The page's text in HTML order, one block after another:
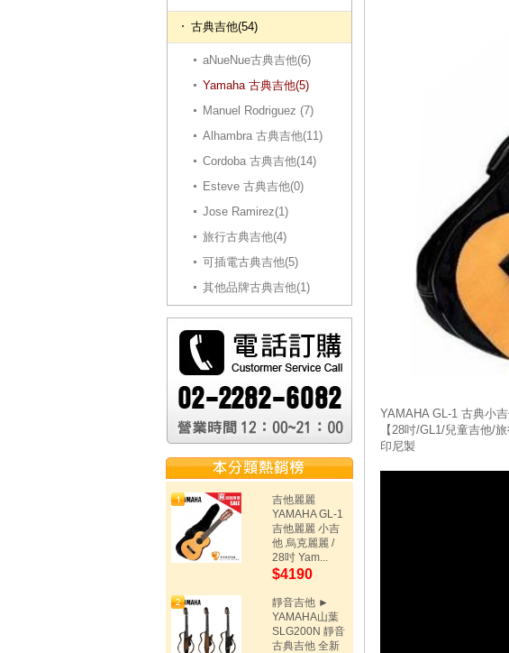
古典吉他(54)
aNueNue古典吉他(6)
Yamaha 古典吉他(5)
Manuel Rodriguez (7)
Alhambra 古典吉他(11)
Cordoba 古典吉他(14)
Esteve 古典吉他(0)
Jose Ramirez(1)
旅行古典吉他(4)
可插電古典吉他(5)
其他品牌古典吉他(1)
吉他麗麗
YAMAHA GL-1
吉他麗麗 小吉
他 烏克麗麗 /
28吋 Yam...
$4190
靜音吉他 ►
YAMAHA山葉
SLG200N 靜音
古典吉他 全新
YAMAHA GL-1 古典小
【28吋/GL1/兒童吉他/
印尼製